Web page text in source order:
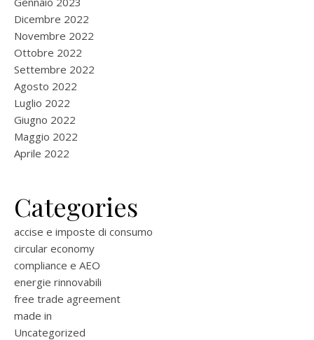
Dicembre 2022
Novembre 2022
Ottobre 2022
Settembre 2022
Agosto 2022
Luglio 2022
Giugno 2022
Maggio 2022
Aprile 2022
Categories
accise e imposte di consumo
circular economy
compliance e AEO
energie rinnovabili
free trade agreement
made in
Uncategorized